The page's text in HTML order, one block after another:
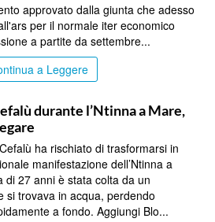
approvato dalla giunta che adesso
per il normale iter economico
a partite da settembre...
a Leggere
durante l’Ntinna a Mare,
ha rischiato di trasformarsi in
manifestazione dell’Ntinna a
di 27 anni è stata colta da un
si trovava in acqua, perdendo
a fondo. Aggiungi Blo...